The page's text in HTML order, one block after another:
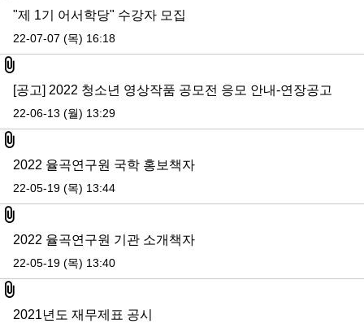
"제 1기 어서학당" 수강자 모집
22-07-07 (목) 16:18
첨부파일
[공고] 2022 청소년 영상작품 공모전 응모 안내-연장공고
22-06-13 (월) 13:29
첨부파일
2022 율곡연구원 국학 홍보책자
22-05-19 (목) 13:44
첨부파일
2022 율곡연구원 기관 소개책자
22-05-19 (목) 13:40
첨부파일
2021년도 재무제표 공시